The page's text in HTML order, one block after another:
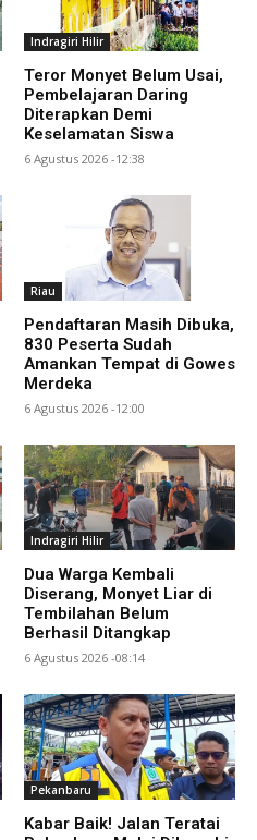
Indragiri Hilir
Teror Monyet Belum Usai,
Pembelajaran Daring
Diterapkan Demi
Keselamatan Siswa
6 Agustus 2026 -12:38
Riau
Pendaftaran Masih Dibuka,
830 Peserta Sudah
Amankan Tempat di Gowes
Merdeka
6 Agustus 2026 -12:00
Indragiri Hilir
Dua Warga Kembali
Diserang, Monyet Liar di
Tembilahan Belum
Berhasil Ditangkap
6 Agustus 2026 -08:14
Pekanbaru
Kabar Baik! Jalan Teratai